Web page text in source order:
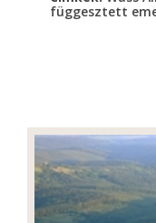
függesztett